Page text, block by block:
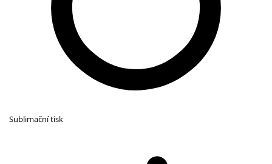
Sublimační tisk